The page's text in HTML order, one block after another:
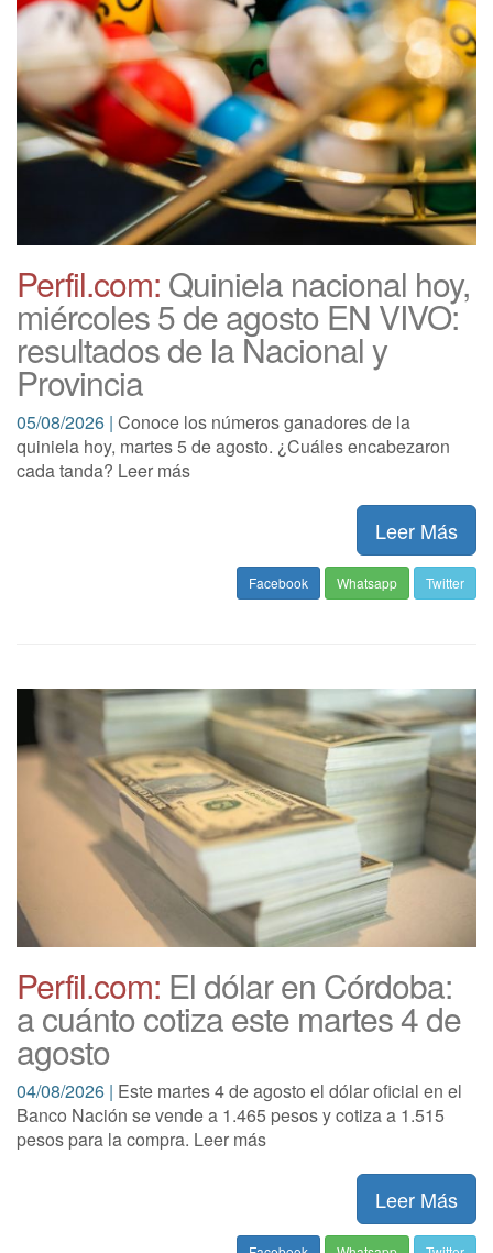
Perfil.com: Quiniela nacional hoy,
miércoles 5 de agosto EN VIVO:
resultados de la Nacional y
Provincia
05/08/2026 | Conoce los números ganadores de la
quiniela hoy, martes 5 de agosto. ¿Cuáles encabezaron
cada tanda? Leer más
Leer Más
Facebook Whatsapp Twitter
Perfil.com: El dólar en Córdoba:
a cuánto cotiza este martes 4 de
agosto
04/08/2026 | Este martes 4 de agosto el dólar oficial en el
Banco Nación se vende a 1.465 pesos y cotiza a 1.515
pesos para la compra. Leer más
Leer Más